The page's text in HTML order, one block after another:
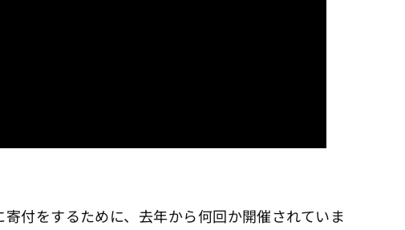
をするために、去年から何回か開催されていま